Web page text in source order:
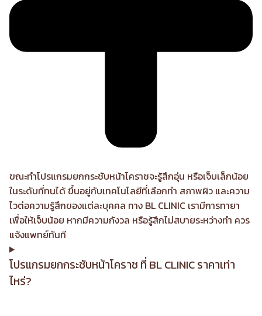
ขณะทำโปรแกรมยกกระชับหน้าโคราชจะรู้สึกอุ่น หรือเจ็บเล็กน้อย
ในระดับที่ทนได้ ขึ้นอยู่กับเทคโนโลยีที่เลือกทำ สภาพผิว และความ
ไวต่อความรู้สึกของแต่ละบุคคล ทาง BL CLINIC เรามีการทายา
เพื่อให้เจ็บน้อย หากมีความกังวล หรือรู้สึกไม่สบายระหว่างทำ ควร
แจ้งแพทย์ทันที
โปรแกรมยกกระชับหน้าโคราช ที่ BL CLINIC ราคาเท่า
ไหร่?